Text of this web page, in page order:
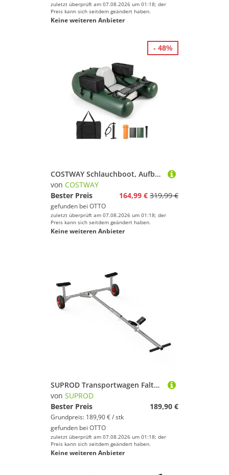
zuletzt überprüft am 07.08.2026 um 01:18; der
Preis kann sich seitdem geändert haben.
Keine weiteren Anbieter
COSTWAY Schlauchboot, Aufbelasbares Angelboot, mit Pumpe
von COSTWAY
Bester Preis
164,99 € 319,99 €
gefunden bei OTTO
zuletzt überprüft am 07.08.2026 um 01:18; der
Preis kann sich seitdem geändert haben.
Keine weiteren Anbieter
- 48%
SUPROD Transportwagen Faltbarer Slipwagen für kleine Boote und Jollen Optimist PU, Ø 200 mm
von SUPROD
Bester Preis
189,90 €
Grundpreis: 189,90 € / stk
gefunden bei OTTO
zuletzt überprüft am 07.08.2026 um 01:18; der
Preis kann sich seitdem geändert haben.
Keine weiteren Anbieter